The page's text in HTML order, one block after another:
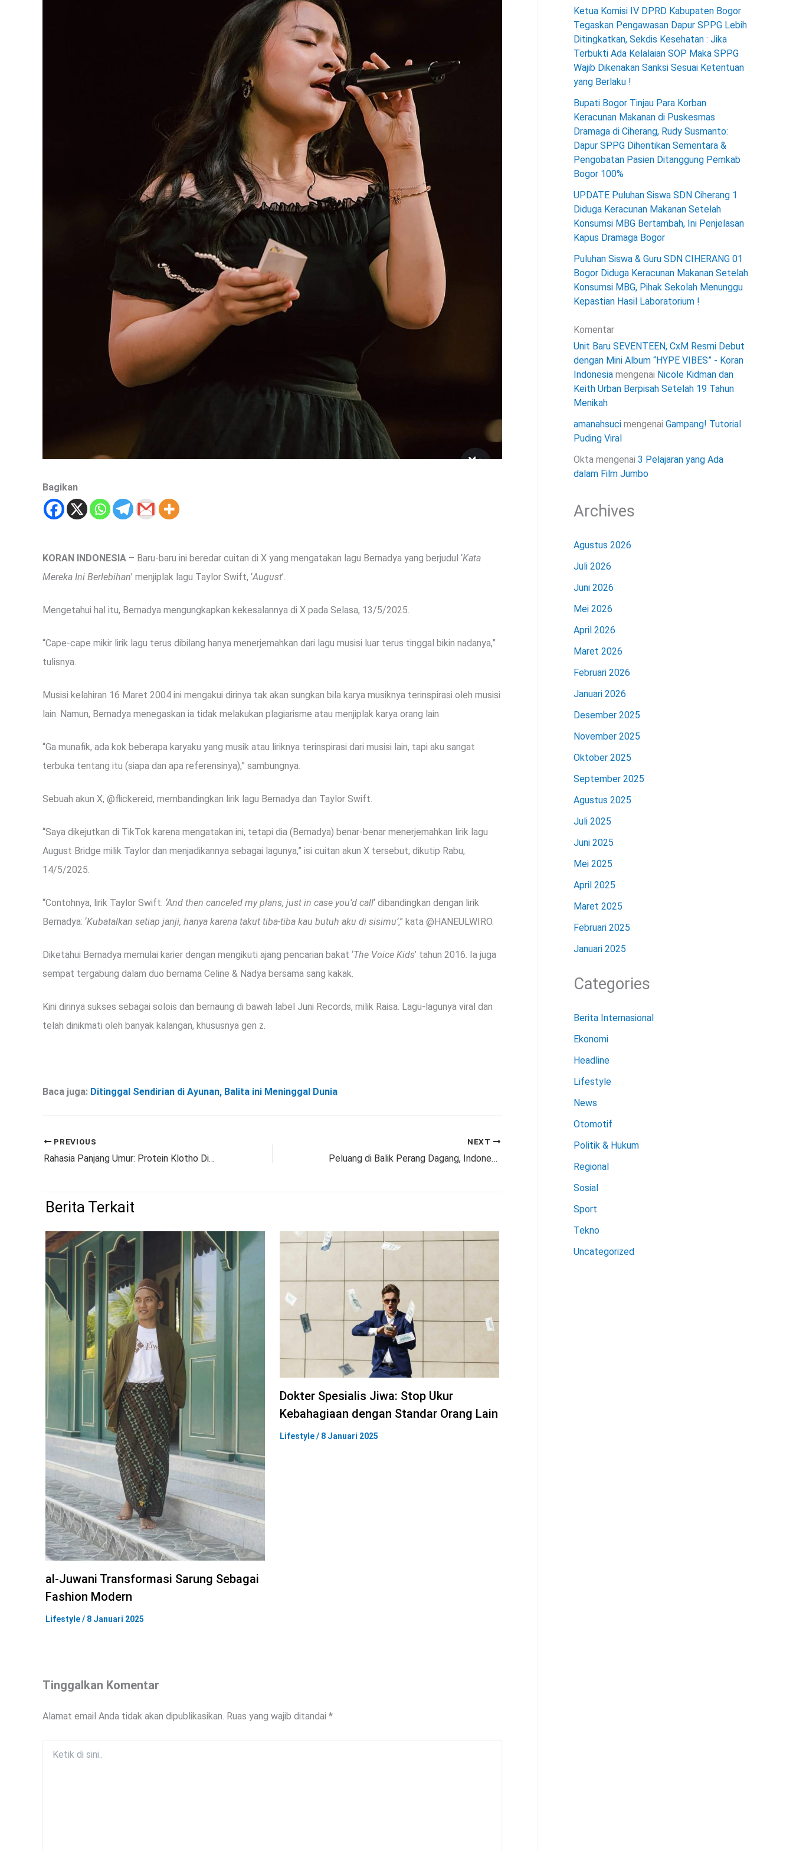
Bagikan
KORAN INDONESIA – Baru-baru ini beredar cuitan di X yang mengatakan lagu Bernadya yang berjudul ‘Kata
Mereka Ini Berlebihan’ menjiplak lagu Taylor Swift, ‘August’.
Mengetahui hal itu, Bernadya mengungkapkan kekesalannya di X pada Selasa, 13/5/2025.
“Cape-cape mikir lirik lagu terus dibilang hanya menerjemahkan dari lagu musisi luar terus tinggal bikin nadanya,”
tulisnya.
Musisi kelahiran 16 Maret 2004 ini mengakui dirinya tak akan sungkan bila karya musiknya terinspirasi oleh musisi
lain. Namun, Bernadya menegaskan ia tidak melakukan plagiarisme atau menjiplak karya orang lain
“Ga munafik, ada kok beberapa karyaku yang musik atau liriknya terinspirasi dari musisi lain, tapi aku sangat
terbuka tentang itu (siapa dan apa referensinya),” sambungnya.
Sebuah akun X, @flickereid, membandingkan lirik lagu Bernadya dan Taylor Swift.
“Saya dikejutkan di TikTok karena mengatakan ini, tetapi dia (Bernadya) benar-benar menerjemahkan lirik lagu
August Bridge milik Taylor dan menjadikannya sebagai lagunya,” isi cuitan akun X tersebut, dikutip Rabu,
14/5/2025.
“Contohnya, lirik Taylor Swift: ‘And then canceled my plans, just in case you’d call‘ dibandingkan dengan lirik
Bernadya: ‘Kubatalkan setiap janji, hanya karena takut tiba-tiba kau butuh aku di sisimu’,” kata @HANEULWIRO.
Diketahui Bernadya memulai karier dengan mengikuti ajang pencarian bakat ‘The Voice Kids’ tahun 2016. Ia juga
sempat tergabung dalam duo bernama Celine & Nadya bersama sang kakak.
Kini dirinya sukses sebagai solois dan bernaung di bawah label Juni Records, milik Raisa. Lagu-lagunya viral dan
telah dinikmati oleh banyak kalangan, khususnya gen z.
Baca juga: Ditinggal Sendirian di Ayunan, Balita ini Meninggal Dunia
PREVIOUS
Rahasia Panjang Umur: Protein Klotho Diklaim Bisa Tambah Usia hingga 16 Tahun!
NEXT
Peluang di Balik Perang Dagang, Indonesia Siap Unjuk Gigi!
Berita Terkait
al-Juwani Transformasi Sarung Sebagai
Fashion Modern
Lifestyle/ 8 Januari 2025
Dokter Spesialis Jiwa: Stop Ukur
Kebahagiaan dengan Standar Orang Lain
Lifestyle/ 8 Januari 2025
Tinggalkan Komentar
Alamat email Anda tidak akan dipublikasikan. Ruas yang wajib ditandai *
Ketua Komisi IV DPRD Kabupaten Bogor
Tegaskan Pengawasan Dapur SPPG Lebih
Ditingkatkan, Sekdis Kesehatan : Jika
Terbukti Ada Kelalaian SOP Maka SPPG
Wajib Dikenakan Sanksi Sesuai Ketentuan
yang Berlaku !
Bupati Bogor Tinjau Para Korban
Keracunan Makanan di Puskesmas
Dramaga di Ciherang, Rudy Susmanto:
Dapur SPPG Dihentikan Sementara &
Pengobatan Pasien Ditanggung Pemkab
Bogor 100%
UPDATE Puluhan Siswa SDN Ciherang 1
Diduga Keracunan Makanan Setelah
Konsumsi MBG Bertambah, Ini Penjelasan
Kapus Dramaga Bogor
Puluhan Siswa & Guru SDN CIHERANG 01
Bogor Diduga Keracunan Makanan Setelah
Konsumsi MBG, Pihak Sekolah Menunggu
Kepastian Hasil Laboratorium !
Komentar
Unit Baru SEVENTEEN, CxM Resmi Debut
dengan Mini Album “HYPE VIBES” - Koran
Indonesia mengenai Nicole Kidman dan
Keith Urban Berpisah Setelah 19 Tahun
Menikah
amanahsuci mengenai Gampang! Tutorial
Puding Viral
Okta mengenai 3 Pelajaran yang Ada
dalam Film Jumbo
Archives
Agustus 2026
Juli 2026
Juni 2026
Mei 2026
April 2026
Maret 2026
Februari 2026
Januari 2026
Desember 2025
November 2025
Oktober 2025
September 2025
Agustus 2025
Juli 2025
Juni 2025
Mei 2025
April 2025
Maret 2025
Februari 2025
Januari 2025
Categories
Berita Internasional
Ekonomi
Headline
Lifestyle
News
Otomotif
Politik & Hukum
Regional
Sosial
Sport
Tekno
Uncategorized